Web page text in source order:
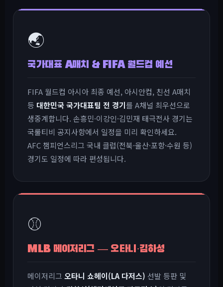
🌏
국가대표 A매치 & FIFA 월드컵 예선
FIFA 월드컵 아시아 최종 예선, 아시안컵, 친선 A매치
등 대한민국 국가대표팀 전 경기를 A채널 최우선으로
생중계합니다. 손흥민·이강인·김민재 태극전사 경기는
국룰티비 공지사항에서 일정을 미리 확인하세요.
AFC 챔피언스리그 국내 클럽(전북·울산·포항·수원 등)
경기도 일정에 따라 편성됩니다.
⚾
MLB 메이저리그 — 오타니·김하성
메이저리그 오타니 쇼헤이(LA 다저스) 선발 등판 및